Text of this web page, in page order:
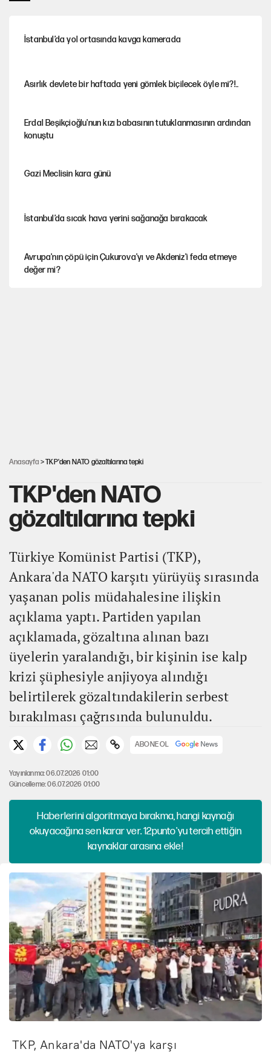
İstanbul’da yol ortasında kavga kamerada
Asırlık devlete bir haftada yeni gömlek biçilecek öyle mi?!..
Erdal Beşikçioğlu'nun kızı babasının tutuklanmasının ardından
konuştu
Gazi Meclisin kara günü
İstanbul’da sıcak hava yerini sağanağa bırakacak
Avrupa'nın çöpü için Çukurova'yı ve Akdeniz'i feda etmeye
değer mi?
Anasayfa > TKP'den NATO gözaltılarına tepki
TKP'den NATO
gözaltılarına tepki
Türkiye Komünist Partisi (TKP),
Ankara'da NATO karşıtı yürüyüş sırasında
yaşanan polis müdahalesine ilişkin
açıklama yaptı. Partiden yapılan
açıklamada, gözaltına alınan bazı
üyelerin yaralandığı, bir kişinin ise kalp
krizi şüphesiyle anjiyoya alındığı
belirtilerek gözaltındakilerin serbest
bırakılması çağrısında bulunuldu.
ABONE OL
Yayınlanma: 06.07.2026 01:00
Güncelleme: 06.07.2026 01:00
Haberlerini algoritmaya bırakma, hangi kaynağı
okuyacağına sen karar ver. 12punto'yu tercih ettiğin
kaynaklar arasına ekle!
TKP, Ankara'da NATO'ya karşı